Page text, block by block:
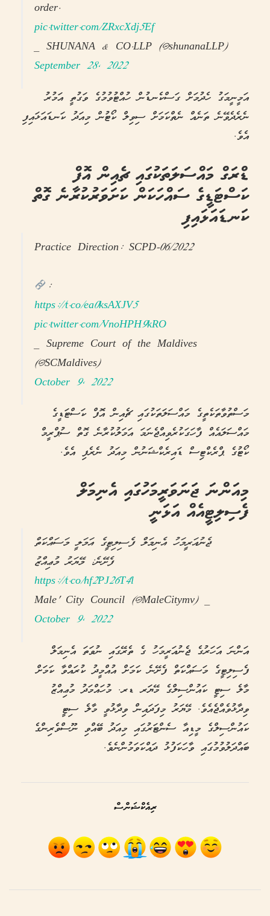
order.
pic.twitter.com/ZRxcXdj5Ef
— SHUNANA & CO.LLP (@shunanaLLP)
September 28, 2022
އަމީނީމަގު ހެދުމަށް ގަސްކެނޑުން ހުއްޓުވުމުގެ ވަގުތީ އަމުރު
ނެރެދެވޭނެ ތަނެއް ނެތްކަމަށް ސިވިލް ކޯޓުން މިއަދު ކަނޑައަޅައިފި
އެވެ.
ޑްރަގް މައްސަލަތަކުގައި ޗެއިން އޮފް
ކަސްޓަޑީގެ ސައްހަކަން ކަށަވަރުކުރާނެ ގޮތް
ކަނޑައަޅައިފި
Practice Direction: SCPD-06/2022
:
https://t.co/ea0ksAXJV5
pic.twitter.com/VnoHPH9kRO
— Supreme Court of the Maldives
(@SCMaldives)
October 9, 2022
މަސްތުވާތަކެތީގެ މައްސަލަތަކުގައި ޗެއިން އޮފް ކަސްޓަޑީގެ
މައްސަލައެއް ފާހަގަކުރެވިއްޖެނަމަ އަމަލުކުރާނެ ގޮތް ސުޕްރީމް
ކޯޓުގެ ޕްރެކްޓިސް ޑައިރެކްޝަނުން މިއަދު ނެރެފި އެވެ.
މިއަންނަ ޖަނަވަރީމަހުގައި އެނިމަލް
ފެސިލިޓީއެއް އަޅަނީ
ޖެނުއަރީމަހު އެނިމަލް ފެސިލިޓީގެ އަމަލީ މަސައްކަތް
ފެށޭނެ: މޭޔަރު މުޢިއްޒު
https://t.co/hf2PJ26T4l
— Male' City Council (@MaleCitymv)
October 9, 2022
އަންނަ އަހަރުގެ ޖެނުއަރީމަހު ގެ ތެރޭގައި ނުވަތަ އެނިމަލް
ފެސިލިޓީގެ މަސައްކަތް ފެށޭނެ ކަމަށް އުއްމީދު ކުރައްވާ ކަމަށް
މާލެ ސިޓީ ކައުންސިލްގެ މޭޔަރ ޑރ. މުހައްމަދު މުޢިއްޒު
ވިދާޅުވެއްޖެއެވެ. މޭޔަރު މިފަދައިން ވިދާޅުވީ މާލެ ސިޓީ
ކައުންސިލްގެ މީޑިއާ ސެންޓަރުގައި މިއަދު ބޭއްވި ނޫސްވެރިންގެ
ބައްދަލުވުމުގައި ވާހަކަފުޅު ދައްކަވަމުންނެވެ.
ރިއެކްޝަންސް